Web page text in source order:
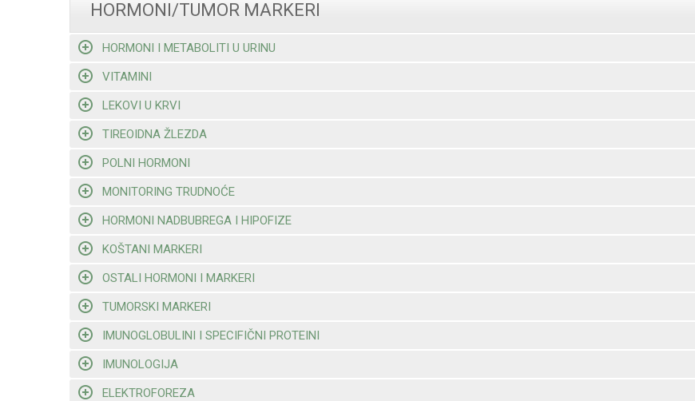
HORMONI/TUMOR MARKERI
HORMONI I METABOLITI U URINU
VITAMINI
LEKOVI U KRVI
TIREOIDNA ŽLEZDA
POLNI HORMONI
MONITORING TRUDNOĆE
HORMONI NADBUBREGA I HIPOFIZE
KOŠTANI MARKERI
OSTALI HORMONI I MARKERI
TUMORSKI MARKERI
IMUNOGLOBULINI I SPECIFIČNI PROTEINI
IMUNOLOGIJA
ELEKTROFOREZA